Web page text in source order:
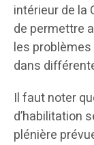
intérieur de la
de permettre
les
dans
Il faut noter
d’habilitation
plénière